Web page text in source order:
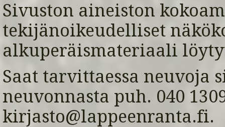
Sivuston aineiston
tekijänoikeudelliset
alkuperäismateriaali
Saat tarvittaessa neuvoja
neuvonnasta puh. 040
kirjasto@lappeenranta.fi.